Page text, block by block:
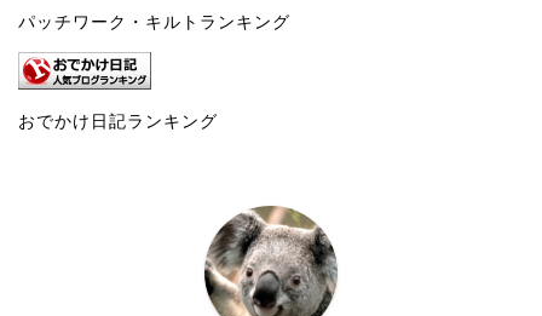
パッチワーク・キルトランキング
おでかけ日記ランキング